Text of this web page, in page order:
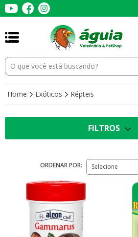
Home Exóticos Répteis
FILTROS
ORDENAR POR: Selecione